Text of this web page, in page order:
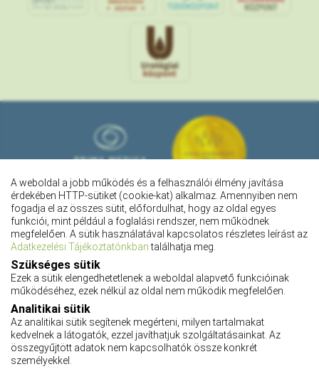
A weboldal a jobb működés és a felhasználói élmény javítása
érdekében HTTP-sütiket (cookie-kat) alkalmaz. Amennyiben nem
fogadja el az összes sütit, előfordulhat, hogy az oldal egyes
funkciói, mint például a foglalási rendszer, nem működnek
megfelelően. A sütik használatával kapcsolatos részletes leírást az
Adatkezelési Tájékoztatónkbantalálhatja meg.
Szükséges sütik
Ezek a sütik elengedhetetlenek a weboldal alapvető funkcióinak
működéséhez, ezek nélkül az oldal nem működik megfelelően.
Analitikai sütik
Az analitikai sütik segítenek megérteni, milyen tartalmakat
kedvelnek a látogatók, ezzel javíthatjuk szolgáltatásainkat. Az
összegyűjtött adatok nem kapcsolhatók össze konkrét
személyekkel.
Adatkezelési tájékoztató
Adatvédelmi tájékoztató
Impresszum